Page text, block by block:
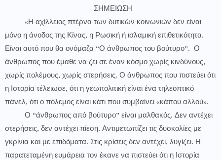
ΣΗΜΕΙΩΣΗ
«Η αχίλλειος πτέρνα των δυτικών κοινωνιών δεν είναι
μόνο η άνοδος της Κίνας, η Ρωσική ή ισλαμική επιθετικότητα.
Είναι αυτό που θα ονόμαζα “Ο άνθρωπος του βούτυρο”. Ο
άνθρωπος που έμαθε να ζει σε έναν κόσμο χωρίς κινδύνους,
χωρίς πολέμους, χωρίς στερήσεις. Ο άνθρωπος που πιστεύει ότι
η Ιστορία τέλειωσε, ότι η γεωπολιτική είναι ένα τηλεοπτικό
πάνελ, ότι ο πόλεμος είναι κάτι που συμβαίνει «κάπου αλλού».
Ο “άνθρωπος από βούτυρο” είναι μαλθακός. Δεν αντέχει
στερήσεις, δεν αντέχει πίεση. Αντιμετωπίζει τις δυσκολίες με
γκρίνια και με επιδόματα. Στις κρίσεις δεν αντέχει, λυγίζει. Η
παρατεταμένη ευμάρεια τον έκανε να πιστεύει ότι η Ιστορία